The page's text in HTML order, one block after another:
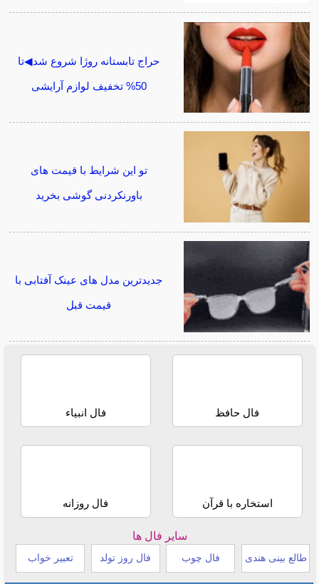
حراج تابستانه روژا شروع شد◀تا
50% تخفیف لوازم آرایشی
تو این شرایط با قیمت های
باورنکردنی گوشی بخرید
جدیدترین مدل های عینک آفتابی با
قیمت قبل
فال حافظ فال انبیاء
استخاره با قرآن فال روزانه
سایر فال ها
طالع بینی هندی فال چوب فال روز تولد تعبیر خواب